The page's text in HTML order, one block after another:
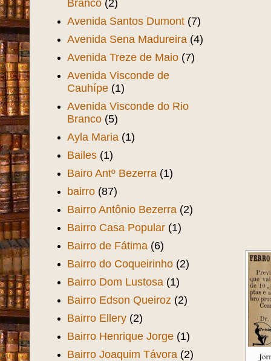
Branco (2)
Avenida Santos Dumont (7)
Avenida Sena Madureira (4)
Avenida Treze de Maio (7)
Avenida Visconde de
Cauhípe (1)
Avenida Visconde do Rio
Branco (5)
Ayla Maria (1)
Bailes (1)
Bairo Antº Bezerra (1)
bairro (87)
Bairro Antônio Bezerra (2)
Bairro Casa Popular (1)
Bairro de Fátima (6)
Bairro do Coqueirinho (2)
Bairro Dom Lustosa (1)
Bairro Edson Queiroz (2)
Bairro Ellery (2)
Bairro Henrique Jorge (1)
Bairro Joaquim Távora (2)